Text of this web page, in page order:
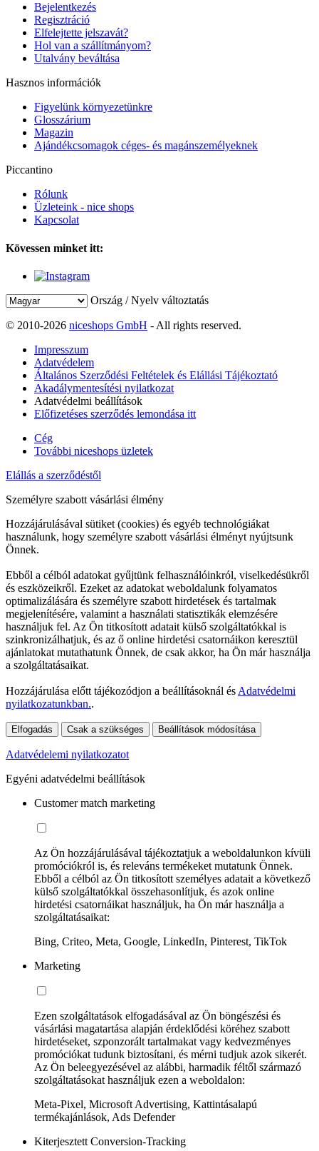
Bejelentkezés
Regisztráció
Elfelejtette jelszavát?
Hol van a szállítmányom?
Utalvány beváltása
Hasznos információk
Figyelünk környezetünkre
Glosszárium
Magazin
Ajándékcsomagok céges- és magánszemélyeknek
Piccantino
Rólunk
Üzleteink - nice shops
Kapcsolat
Kövessen minket itt:
Ország / Nyelv változtatás
© 2010-2026 niceshops GmbH - All rights reserved.
Impresszum
Adatvédelem
Általános Szerződési Feltételek és Elállási Tájékoztató
Akadálymentesítési nyilatkozat
Adatvédelmi beállítások
Előfizetéses szerződés lemondása itt
Cég
További niceshops üzletek
Elállás a szerződéstől
Személyre szabott vásárlási élmény
Hozzájárulásával sütiket (cookies) és egyéb technológiákat
használunk, hogy személyre szabott vásárlási élményt nyújtsunk
Önnek.
Ebből a célból adatokat gyűjtünk felhasználóinkról, viselkedésükről
és eszközeikről. Ezeket az adatokat weboldalunk folyamatos
optimalizálására és személyre szabott hirdetések és tartalmak
megjelenítésére, valamint a használati statisztikák elemzésére
használjuk fel. Az Ön titkosított adatait külső szolgáltatókkal is
szinkronizálhatjuk, és az ő online hirdetési csatornáikon keresztül
ajánlatokat mutathatunk Önnek, de csak akkor, ha Ön már használja
a szolgáltatásaikat.
Hozzájárulása előtt tájékozódjon a beállításoknál és Adatvédelmi
nyilatkozatunkban..
Elfogadás Csak a szükséges Beállítások módosítása
Adatvédelemi nyilatkozatot
Egyéni adatvédelmi beállítások
Customer match marketing
Az Ön hozzájárulásával tájékoztatjuk a weboldalunkon kívüli
promóciókról is, és releváns termékeket mutatunk Önnek.
Ebből a célból az Ön titkosított személyes adatait a következő
külső szolgáltatókkal összehasonlítjuk, és azok online
hirdetési csatornáikat használjuk, ha Ön már használja a
szolgáltatásaikat:
Bing, Criteo, Meta, Google, LinkedIn, Pinterest, TikTok
Marketing
Ezen szolgáltatások elfogadásával az Ön böngészési és
vásárlási magatartása alapján érdeklődési köréhez szabott
hirdetéseket, szponzorált tartalmakat vagy kedvezményes
promóciókat tudunk biztosítani, és mérni tudjuk azok sikerét.
Az Ön beleegyezésével az alábbi, harmadik féltől származó
szolgáltatásokat használjuk ezen a weboldalon:
Meta-Pixel, Microsoft Advertising, Kattintásalapú
termékajánlások, Ads Defender
Kiterjesztett Conversion-Tracking